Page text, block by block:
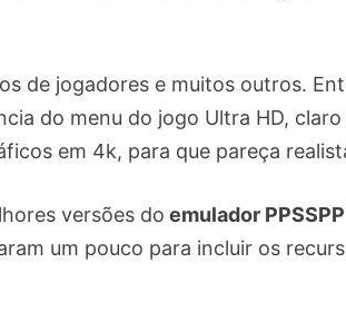
de jogadores e muitos outros.
do menu do jogo Ultra HD, claro
em 4k, para que pareça
versões do emulador PPSSPP
um pouco para incluir os